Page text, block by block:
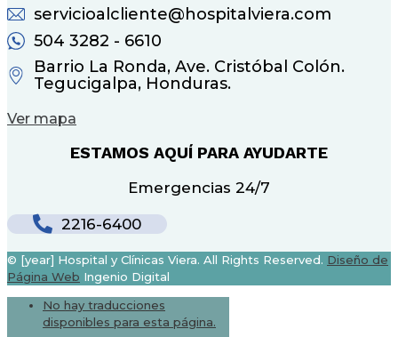
servicioalcliente@hospitalviera.com
504 3282 - 6610
Barrio La Ronda, Ave. Cristóbal Colón.
Tegucigalpa, Honduras.
Ver mapa
ESTAMOS AQUÍ PARA AYUDARTE
Emergencias 24/7
2216-6400
© [year] Hospital y Clínicas Viera. All Rights Reserved. Diseño de
Página Web Ingenio Digital
No hay traducciones
disponibles para esta página.